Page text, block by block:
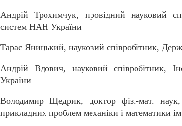
Андрій Трохимчук, провідний науковий
систем НАН України
Тарас Яницький, науковий співробітник,
Андрій Вдович, науковий співробітник,
України
Володимир Щедрик, доктор фіз.-мат. наук,
прикладних проблем механіки і математики